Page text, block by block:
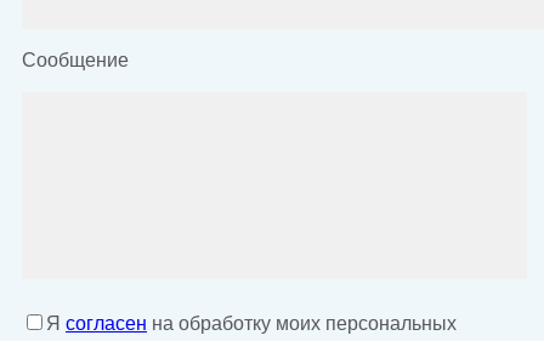
Сообщение
Я согласен на обработку моих персональных